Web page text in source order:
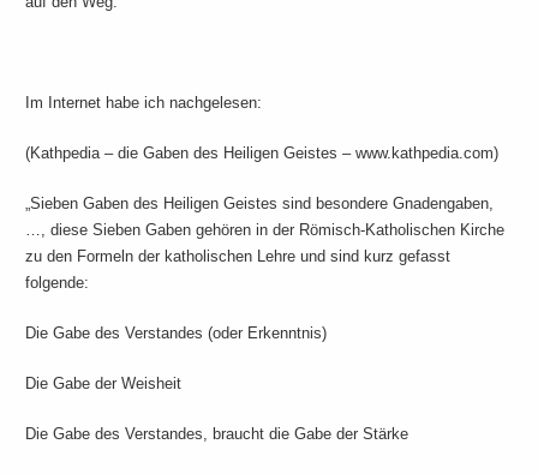
Im Internet habe ich nachgelesen:
(Kathpedia – die Gaben des Heiligen Geistes – www.kathpedia.com)
„Sieben Gaben des Heiligen Geistes sind besondere Gnadengaben,
…, diese Sieben Gaben gehören in der Römisch-Katholischen Kirche
zu den Formeln der katholischen Lehre und sind kurz gefasst
folgende:
Die Gabe des Verstandes (oder Erkenntnis)
Die Gabe der Weisheit
Die Gabe des Verstandes, braucht die Gabe der Stärke